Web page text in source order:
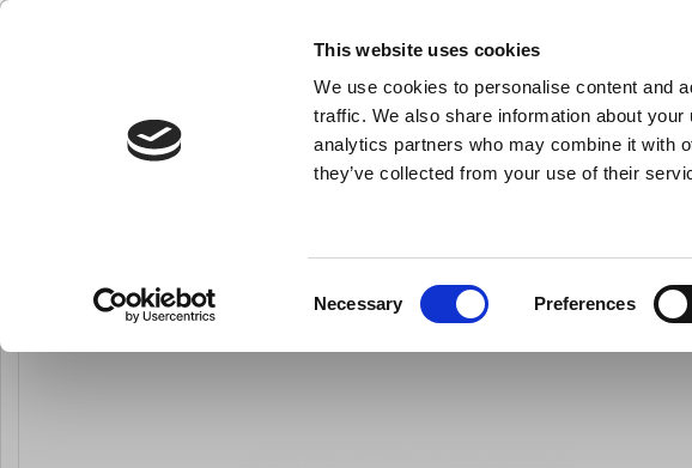
This website uses cookies
We use cookies to personalise content and
traffic. We also share information about
analytics partners who may combine it with
they’ve collected from your use of their
Necessary Preferences
- Køkkenudstyr til professionelle og entusiaster
Køkkenredskaber Gryder & Pander